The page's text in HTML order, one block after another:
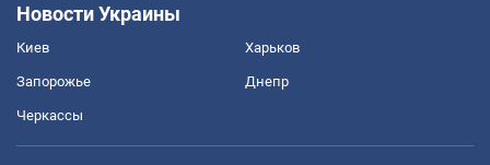
Новости Украины
Киев Харьков
Запорожье Днепр
Черкассы